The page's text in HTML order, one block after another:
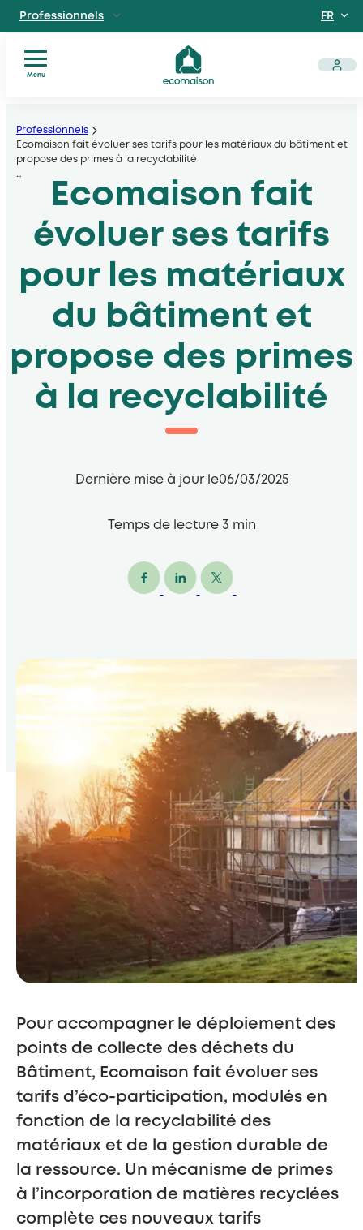
au
contenu
Particuliers
Site dédié aux particuliers
Professionnels
Acteurs solidaires, collectivités locales, opérateurs
Apprendre à mieux nous connaitre
FR
Menu
êtes
Nos
services
filières
Actualités
utiles
Professionnels
Ecomaison fait évoluer ses tarifs pour les matériaux du bâtiment et
propose des primes à la recyclabilité
…
Ecomaison fait
évoluer ses tarifs
pour les matériaux
du bâtiment et
propose des primes
à la recyclabilité
Dernière mise à jour le06/03/2025
Temps de lecture 3 min
Pour accompagner le déploiement des
points de collecte des déchets du
Bâtiment, Ecomaison fait évoluer ses
tarifs d’éco-participation, modulés en
fonction de la recyclabilité des
matériaux et de la gestion durable de
la ressource. Un mécanisme de primes
à l’incorporation de matières recyclées
complète ces nouveaux tarifs